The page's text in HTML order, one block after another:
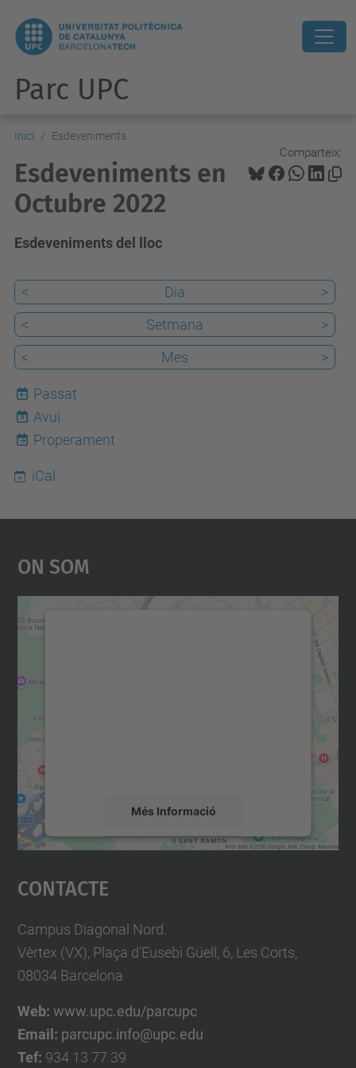
Parc UPC
Inici Esdeveniments
Comparteix:
Esdeveniments en
Octubre 2022
Esdeveniments del lloc
< Dia
>
<
Setmana
>
<
Mes >
Passat
8
Avui
Properament
iCal
On Som
Més Informació
Accepta
powered by
Contacte
Campus Diagonal Nord.
Vèrtex (VX), Plaça d'Eusebi Güell, 6, Les Corts,
08034 Barcelona
Web: www.upc.edu/parcupc
Email: parcupc.info@upc.edu
Tef: 934 13 77 39